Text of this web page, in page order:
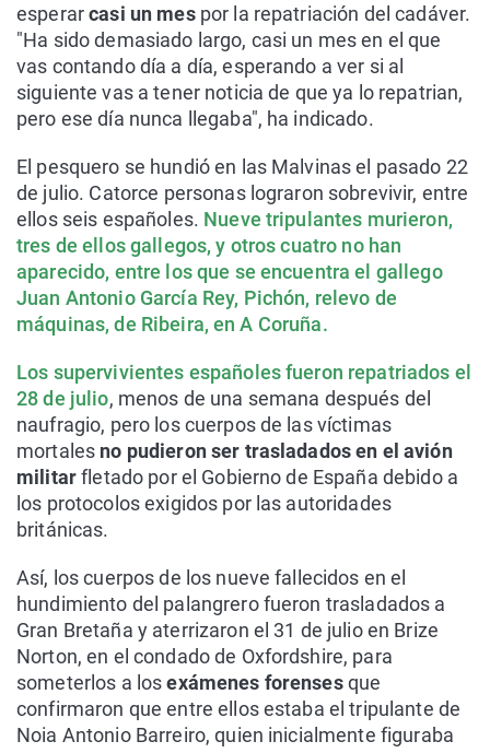
esperarcasi un mespor la repatriación del cadáver.
"Ha sido demasiado largo, casi un mes en el que
vas contando día a día, esperando a ver si al
siguiente vas a tener noticia de que ya lo repatrian,
pero ese día nunca llegaba", ha indicado.
El pesquero se hundió en las Malvinas el pasado 22
de julio. Catorce personas lograron sobrevivir, entre
ellos seis españoles. Nueve tripulantes murieron,
tres de ellos gallegos, y otros cuatro no han
aparecido, entre los que se encuentra el gallego
Juan Antonio García Rey, Pichón, relevo de
máquinas, de Ribeira, en A Coruña.
Los supervivientes españoles fueron repatriados el
28 de julio, menos de una semana después del
naufragio, pero los cuerpos de las víctimas
mortales no pudieron ser trasladados en el avión
militarfletado por el Gobierno de España debido a
los protocolos exigidos por las autoridades
británicas.
Así, los cuerpos de los nueve fallecidos en el
hundimiento del palangrero fueron trasladados a
Gran Bretaña y aterrizaron el 31 de julio en Brize
Norton, en el condado de Oxfordshire, para
someterlos a losexámenes forensesque
confirmaron que entre ellos estaba el tripulante de
Noia Antonio Barreiro, quien inicialmente figuraba